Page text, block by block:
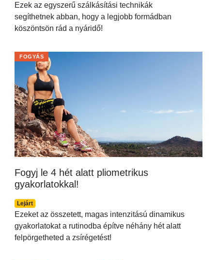
Ezek az egyszerű szálkásítási technikák
segíthetnek abban, hogy a legjobb formádban
köszöntsön rád a nyáridő!
Fogyj le 4 hét alatt pliometrikus
gyakorlatokkal!
Lejárt
FOGYÁS
Ezeket az összetett, magas intenzitású dinamikus
gyakorlatokat a rutinodba építve néhány hét alatt
felpörgetheted a zsírégetést!